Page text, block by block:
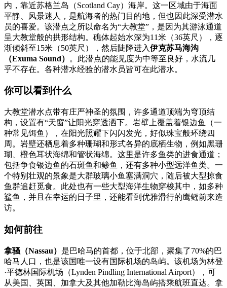
内，靠近苏格兰岛（Scotland Cay）海岸。这一区域由于海面
平静、风景迷人，是航海者的热门目的地，但也因此深受潜水
员的喜爱。该潜点之所以命名为“大教堂”，是因为其游泳通道
呈大教堂般的拱形结构。礁体起始水深为11米（36英尺），逐
渐倾斜至15米（50英尺），然后陡降进入伊克苏马海沟
（Exuma Sound）
。此潜点的能见度为中等至良好，水流几
乎不存在。各种潜水经验的潜水员皆可在此潜水。
你可以看到什么
大教堂潜水点带有庄严神圣的氛围，许多通道顶端为穹顶结
构，设置有“天窗”让阳光穿透洒下。岩壁上覆盖着银边鱼（一
种常见饵鱼），在阳光照耀下闪闪发光，好似珠宝般环绕四
周。岩壁还栖息着多种珊瑚和形式各异的底栖生物，例如黑珊
瑚、橙色耳状海绵和管状海绵。这里是许多鱼类的进食通道；
包括争食银边鱼的石斑鱼和鲹鱼，还有多种小型远洋鱼类。一
个特别壮观的景象是大群玻璃小鱼塞满洞穴，随后被大型掠食
鱼群追赶觅食。此处也有一些大型海洋生物穿梭其中，如多种
鲨鱼，并且在幸运的日子里，还能看到优雅滑行的鹰鳐前来造
访。
如何前往
拿骚（Nassau） 是巴哈马的首都，位于北部，聚集了70%的巴
哈马人口，也是该国唯一设有国际机场的岛屿。该机场为林登
·平德林国际机场（Lynden Pindling International Airport），可
从美国、英国、加拿大及其他加勒比海岛屿搭乘航班直达。拿